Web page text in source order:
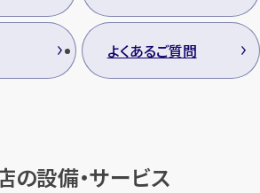
よくあるご質問
の設備・サービス